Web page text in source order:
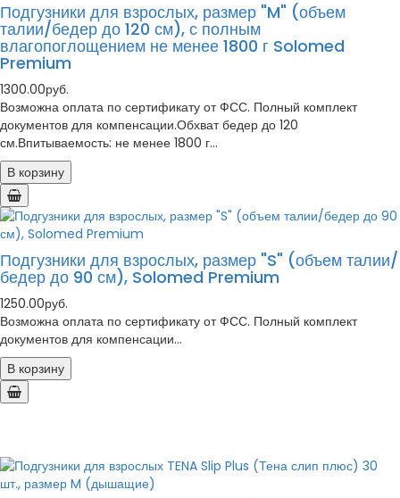
Подгузники для взрослых, размер "M" (объем
талии/бедер до 120 см), с полным
влагопоглощением не менее 1800 г Solomed
Premium
1300.00руб.
Возможна оплата по сертификату от ФСС. Полный комплект
документов для компенсации.Обхват бедер до 120
см.Впитываемость: не менее 1800 г...
В корзину
Подгузники для взрослых, размер "S" (объем талии/
бедер до 90 см), Solomed Premium
1250.00руб.
Возможна оплата по сертификату от ФСС. Полный комплект
документов для компенсации...
В корзину